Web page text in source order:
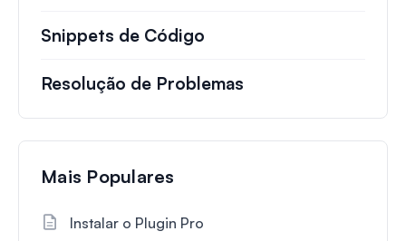
Snippets de Código
Resolução de Problemas
Mais Populares
Instalar o Plugin Pro